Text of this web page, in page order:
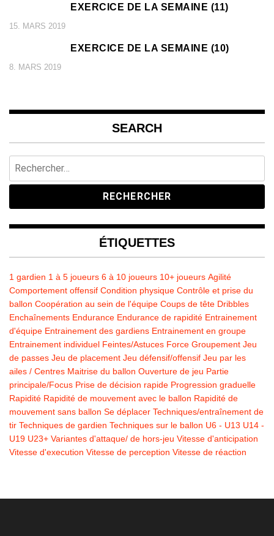
EXERCICE DE LA SEMAINE (11)
15. MARS 2019
EXERCICE DE LA SEMAINE (10)
8. MARS 2019
SEARCH
ÉTIQUETTES
1 gardien 1 à 5 joueurs 6 à 10 joueurs 10+ joueurs Agilité
Comportement offensif Condition physique Contrôle et prise du
ballon Coopération au sein de l'équipe Coups de tête Dribbles
Enchaînements Endurance Endurance de rapidité Entrainement
d'équipe Entrainement des gardiens Entrainement en groupe
Entrainement individuel Feintes/Astuces Force Groupement Jeu
de passes Jeu de placement Jeu défensif/offensif Jeu par les
ailes / Centres Maitrise du ballon Ouverture de jeu Partie
principale/Focus Prise de décision rapide Progression graduelle
Rapidité Rapidité de mouvement avec le ballon Rapidité de
mouvement sans ballon Se déplacer Techniques/entraînement de
tir Techniques de gardien Techniques sur le ballon U6 - U13 U14 -
U19 U23+ Variantes d'attaque/ de hors-jeu Vitesse d'anticipation
Vitesse d'execution Vitesse de perception Vitesse de réaction